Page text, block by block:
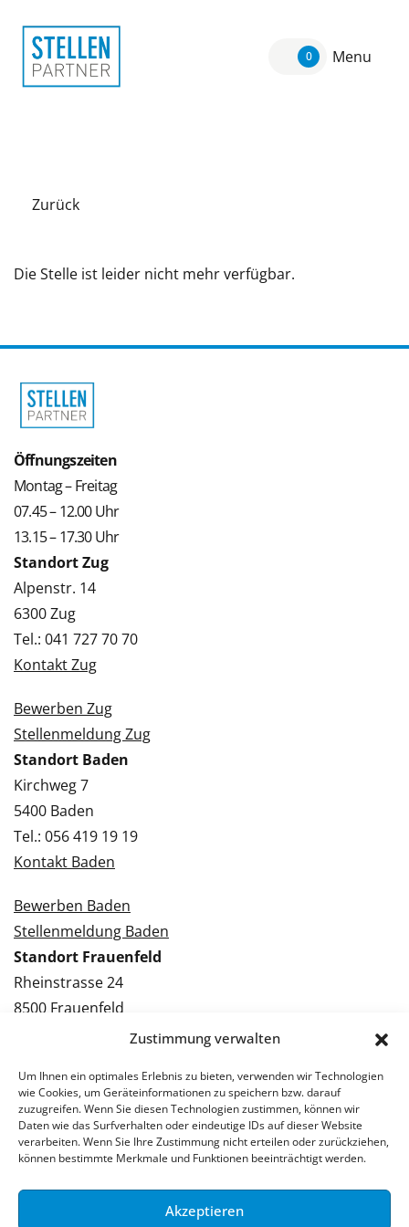
Zustimmung verwalten
Um Ihnen ein optimales Erlebnis zu bieten, verwenden wir Technologien
wie Cookies, um Geräteinformationen zu speichern bzw. darauf
zuzugreifen. Wenn Sie diesen Technologien zustimmen, können wir
Daten wie das Surfverhalten oder eindeutige IDs auf dieser Website
verarbeiten. Wenn Sie Ihre Zustimmung nicht erteilen oder zurückziehen,
können bestimmte Merkmale und Funktionen beeinträchtigt werden.
Akzeptieren
0 Menu
Zurück
Die Stelle ist leider nicht mehr verfügbar.
Öffnungszeiten
Montag – Freitag
07.45 – 12.00 Uhr
13.15 – 17.30 Uhr
Standort Zug
Alpenstr. 14
6300 Zug
Tel.: 041 727 70 70
Kontakt Zug
Bewerben Zug
Stellenmeldung Zug
Standort Baden
Kirchweg 7
5400 Baden
Tel.: 056 419 19 19
Kontakt Baden
Bewerben Baden
Stellenmeldung Baden
Standort Frauenfeld
Rheinstrasse 24
8500 Frauenfeld
Tel.: 052 224 09 09
Bewerben Frauenfeld
Stellenmeldung Frauenfeld
© 2026 Stellenpartner AG